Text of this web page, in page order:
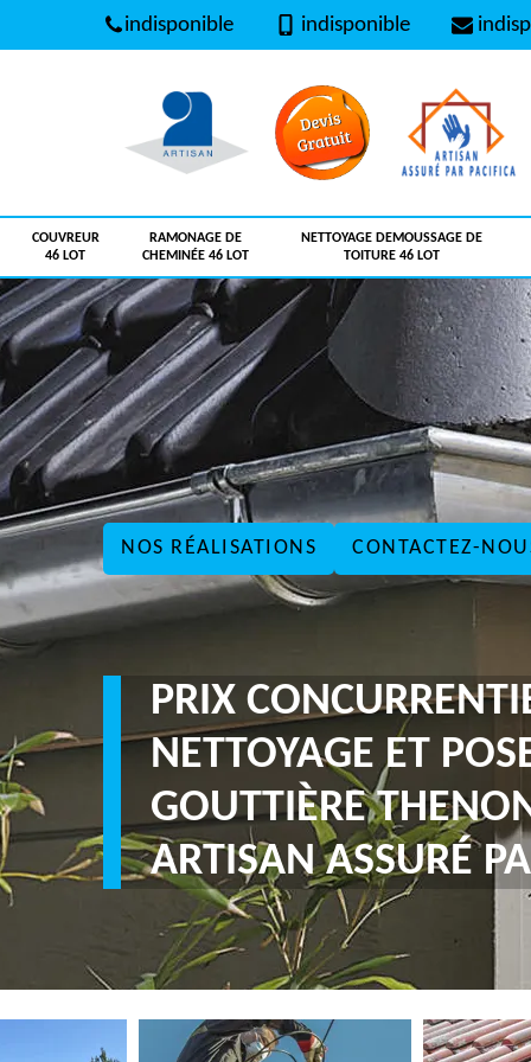
indisponible indisponible
COUVREUR
46 LOT
RAMONAGE DE
CHEMINÉE 46 LOT
NETTOYAGE DEMOUSSAGE DE
TOITURE 46 LOT
NOS RÉALISATIONS CONTACTEZ-
PRIX
NETTOYAGE ET
GOUTTIÈRE
ARTISAN ASSURÉ